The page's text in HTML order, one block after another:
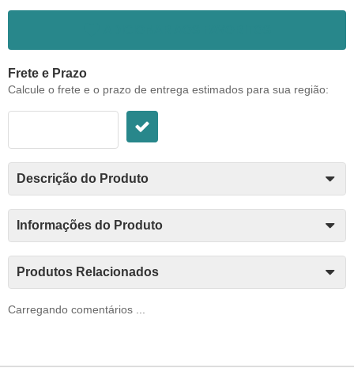
Frete e Prazo
Calcule o frete e o prazo de entrega estimados para sua região:
Descrição do Produto
Informações do Produto
Produtos Relacionados
Carregando comentários ...